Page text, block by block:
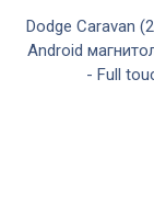
Dodge Caravan
Android
- Full